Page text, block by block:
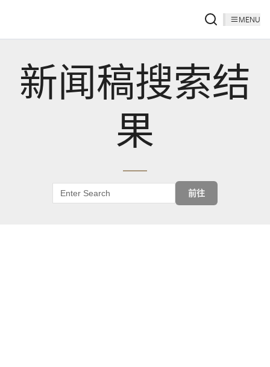
MENU
新闻稿搜索结
果
前往